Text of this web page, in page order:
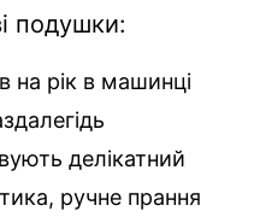
подушки:
на рік в машинці
делікатний
ручне прання